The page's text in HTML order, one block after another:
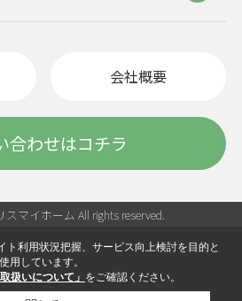
会社概要
合わせはコチラ
マイホーム All rights reserved.
ト利用状況把握、サービス向上検討を目的と
用しています。
扱いについて」 をご確認ください。